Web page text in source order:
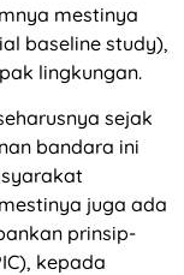
mestinya
baseline study),
lingkungan.
sejak
bandara ini
juga ada
prinsip-
kepada